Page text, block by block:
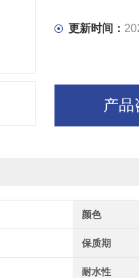
更新时间：
产品
颜色
保质期
耐水性